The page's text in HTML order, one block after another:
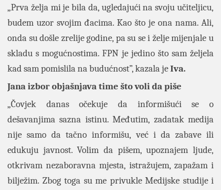
„Prva želja mi je bila da, ugledajući na svoju učiteljicu,
budem uzor svojim đacima. Kao što je ona nama. Ali,
onda su došle zrelije godine, pa su se i želje mijenjale u
skladu s mogućnostima. FPN je jedino što sam željela
kad sam pomislila na budućnost”, kazala jeIva.
Jana izbor objašnjava time što voli da piše
„Čovjek danas očekuje da informišući se o
dešavanjima sazna istinu. Međutim, zadatak medija
nije samo da tačno informišu, već i da zabave ili
edukuju javnost. Volim da pišem, upoznajem ljude,
otkrivam nezaboravna mjesta, istražujem, zapažam i
bilježim. Zbog toga su me privukle Medijske studije i